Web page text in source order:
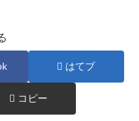
はてブ
コピー